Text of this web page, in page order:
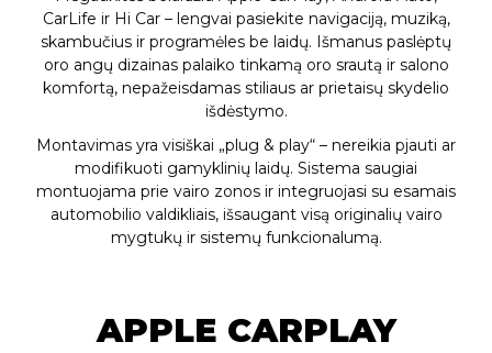
CarLife ir Hi Car – lengvai pasiekite navigaciją, muziką,
skambučius ir programėles be laidų. Išmanus paslėptų
oro angų dizainas palaiko tinkamą oro srautą ir salono
komfortą, nepažeisdamas stiliaus ar prietaisų skydelio
išdėstymo.
Montavimas yra visiškai „plug & play“ – nereikia pjauti ar
modifikuoti gamyklinių laidų. Sistema saugiai
montuojama prie vairo zonos ir integruojasi su esamais
automobilio valdikliais, išsaugant visą originalių vairo
mygtukų ir sistemų funkcionalumą.
APPLE CARPLAY